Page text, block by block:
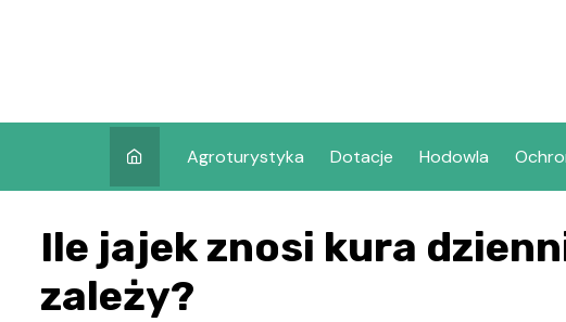
Agroturystyka Dotacje Hodowla
Ile jajek znosi kura
zależy?